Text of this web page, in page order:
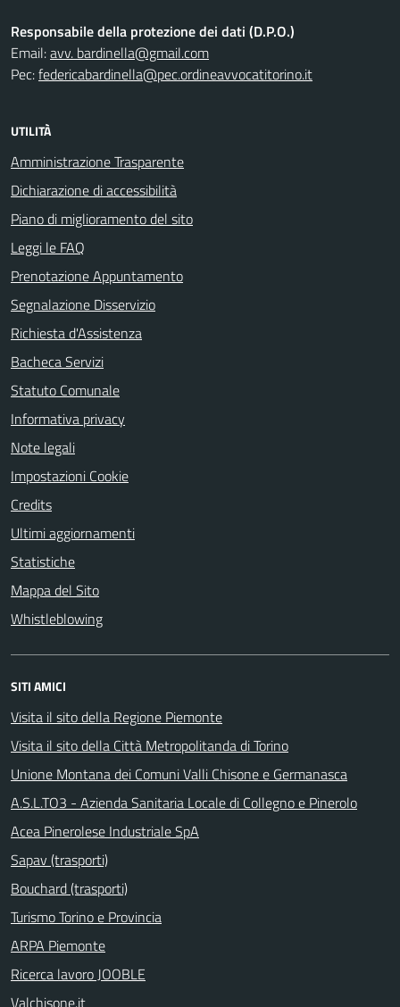
Responsabile della protezione dei dati (D.P.O.)
Email:avv. bardinella@gmail.com
Pec:federicabardinella@pec.ordineavvocatitorino.it
UTILITÀ
Amministrazione Trasparente
Dichiarazione di accessibilità
Piano di miglioramento del sito
Leggi le FAQ
Prenotazione Appuntamento
Segnalazione Disservizio
Richiesta d'Assistenza
Bacheca Servizi
Statuto Comunale
Informativa privacy
Note legali
Impostazioni Cookie
Credits
Ultimi aggiornamenti
Statistiche
Mappa del Sito
Whistleblowing
SITI AMICI
Visita il sito della Regione Piemonte
Visita il sito della Città Metropolitanda di Torino
Unione Montana dei Comuni Valli Chisone e Germanasca
A.S.L.TO3 - Azienda Sanitaria Locale di Collegno e Pinerolo
Acea Pinerolese Industriale SpA
Sapav (trasporti)
Bouchard (trasporti)
Turismo Torino e Provincia
ARPA Piemonte
Ricerca lavoro JOOBLE
Valchisone.it